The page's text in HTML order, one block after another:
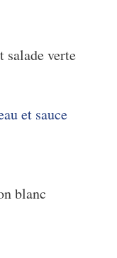
salade verte
et sauce
blanc